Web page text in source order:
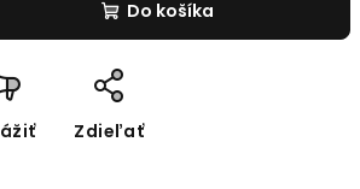
Do košíka
Zdieľať